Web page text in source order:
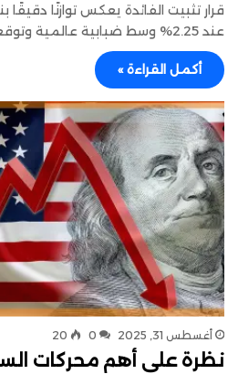
قرار تثبيت الفائدة يعكس توازنًا دقيقًا
عند 2.25% وسط ضبابية عالمية وتوقعات بنمو قوي ، أبقى…
أكمل القراءة »
أغسطس 31, 2025 0
20
نظرة علي أهم محركات